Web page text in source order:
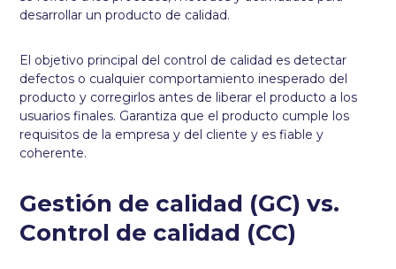
desarrollar un producto de calidad.
El objetivo principal del control de calidad es detectar
defectos o cualquier comportamiento inesperado del
producto y corregirlos antes de liberar el producto a los
usuarios finales. Garantiza que el producto cumple los
requisitos de la empresa y del cliente y es fiable y
coherente.
Gestión de calidad (GC) vs.
Control de calidad (CC)